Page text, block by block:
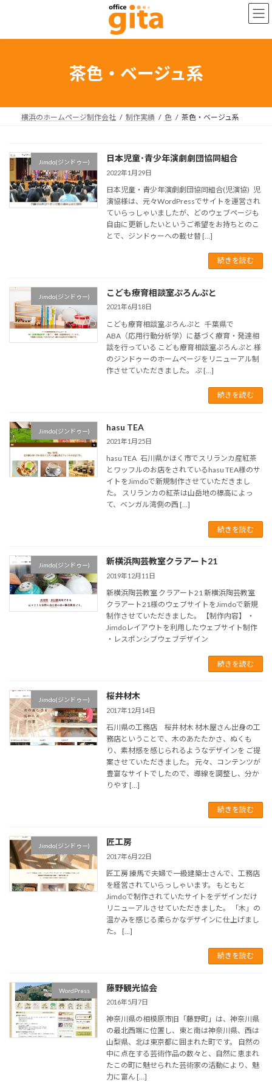
ン
ー
茶色・ベージュ系
横浜のホームページ制作会社 制作実績 色 茶色・ベージュ系
Jimdo(ジンドゥー) 日本児童･青少年演劇劇団協同組合
2022年1月29日
日本児童・青少年演劇劇団協同組合(児演協) 児
演協様は、元々WordPressでサイトを運営され
ていらっしゃいましたが、どのウェブページも
自由に更新したいというご希望をお持ちとのこ
とで、ジンドゥーへの載せ替 […]
続きを読む
Jimdo(ジンドゥー) こども療育相談室ぷろんぷと
2021年6月18日
こども療育相談室ぷろんぷと 千葉県で
ABA（応用行動分析学）に基づく療育・発達相
談を行っている こども療育相談室ぷろんぷと 様
のジンドゥーのホームページをリニューアル制
作させていただきました。 ぷ […]
続きを読む
Jimdo(ジンドゥー) hasu TEA
2021年1月25日
hasu TEA 石川県かほく市でスリランカ産紅茶
とワッフルのお店をされているhasu TEA様のサ
イトをJimdoで新規制作させていただきまし
た。 スリランカの紅茶は山岳地の標高によっ
て、ベンガル湾側の西 […]
続きを読む
Jimdo(ジンドゥー) 新横浜陶芸教室クラアート21
2019年12月11日
新横浜陶芸教室 クラアート21 新横浜陶芸教室
クラアート21様のウェブサイトをJimdoで新規
制作させていただきました。 【制作内容】 ・
Jimdoレイアウトを利用したウェブサイト制作
・レスポンシブウェブデザイン
続きを読む
Jimdo(ジンドゥー) 桜井材木
2017年12月14日
石川県の工務店 桜井材木 材木屋さん出身の工
務店ということで、木のあたたかさ、ぬくも
り、素材感を感じられるようなデザインを ご提
案させていただきました。 元々、コンテンツが
豊富なサイトでしたので、導線を調整し、分か
りやす […]
続きを読む
Jimdo(ジンドゥー) 匠工房
2017年6月22日
匠工房 練馬で夫婦で一級建築士さんで、工務店
を経営されていらっしゃいます。 もともと
Jimdoで制作されていたサイトをデザインだけ
リニューアルさせていただきました。 「木」の
温かみを感じる柔らかなデザインに仕上げまし
た。 […]
続きを読む
WordPress 藤野観光協会
2016年5月7日
神奈川県の相模原市旧「藤野町」は、神奈川県
の最北西端に位置し、東と南は神奈川県、西は
山梨県、北は東京都に囲まれた町です。 自然の
中に点在する芸術作品の数々と、自然に恵まれ
たこの町に魅せられた芸術家の活動により、魅
力に富ん […]